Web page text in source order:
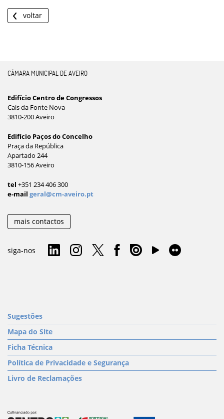
voltar
CÂMARA MUNICIPAL DE AVEIRO
Edifício Centro de Congressos
Cais da Fonte Nova
3810-200 Aveiro
Edifício Paços do Concelho
Praça da República
Apartado 244
3810-156 Aveiro
tel +351 234 406 300
e-mail geral@cm-aveiro.pt
mais contactos
siga-nos
Sugestões
Mapa do Site
Ficha Técnica
Política de Privacidade e Segurança
Livro de Reclamações